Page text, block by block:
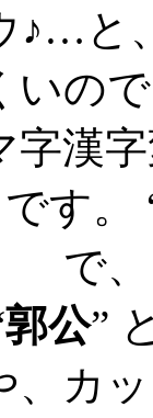
♪…と
いの
字漢
す。
で
郭公”
カ